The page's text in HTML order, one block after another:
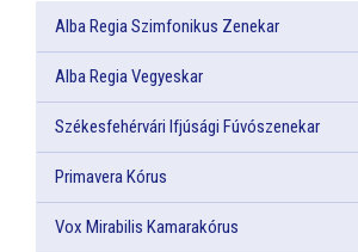
Alba Regia Szimfonikus Zenekar
Alba Regia Vegyeskar
Székesfehérvári Ifjúsági Fúvószenekar
Primavera Kórus
Vox Mirabilis Kamarakórus